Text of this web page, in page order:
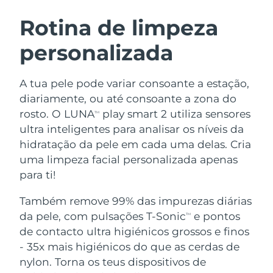
Rotina de limpeza
personalizada
A tua pele pode variar consoante a estação,
diariamente, ou até consoante a zona do
rosto. O LUNATM
play smart 2 utiliza sensores
ultra inteligentes para analisar os níveis da
hidratação da pele em cada uma delas. Cria
uma limpeza facial personalizada apenas
para ti!
Também remove 99% das impurezas diárias
da pele, com pulsações T-SonicTM
e pontos
de contacto ultra higiénicos grossos e finos
- 35x mais higiénicos do que as cerdas de
nylon. Torna os teus dispositivos de
LUNA™ 4 kit
Anti-aging massage
LUNA™ 4 Plus
LUNA™ 4 Men
For men, anti-aging massage
BEAR™ 2 kit
Microcurrent toning
BEAR™ 2 go
BEAR™ 2 eyes & lips
Microcurrent line smoothing device
Hidratação
UFO™ 3 kit
UFO™ 3 LED
Near-infrared and red light therapy
device
Cuidado oral
issa™ 4 plus
Smart hybrid silicone sonic toothbrush
TRATAMENTO ANTIENVELHECIMENTO
FAQ™
Antienvelhecimento Tratamentos LED
NEW
Áustria
Barein Entrega prevista
Bélgica
Bermudas Entrega prevista14/8/26
Bósnia e
Herzegovina
Entrega prevista 11/8/26
Brunei
Bulgária Entrega prevista8/8/26
Canadá Entrega prevista12/8/26
Chile Entrega prevista